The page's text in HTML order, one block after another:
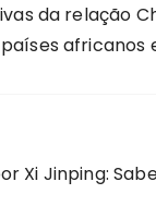
da relação
Xi Jinping: